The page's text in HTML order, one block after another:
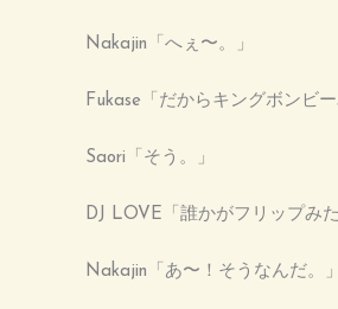
Nakajin「へぇ〜。」
Fukase「だからキングボンビ
Saori「そう。」
DJ LOVE「誰かがフリップみ
Nakajin「あ〜！そうなんだ。」